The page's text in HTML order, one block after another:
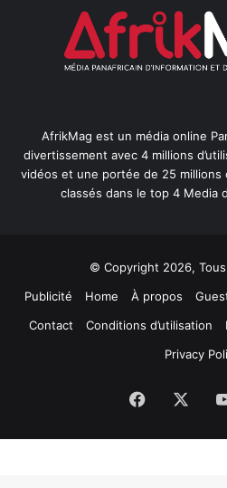
AfrikMag est un média online
divertissement avec 4 millions
vidéos et une portée de 25 millions
classés dans le top 4 Media
© Copyright 2026,
Publicité
Home À propos
Contact
Conditions d’utilisation
Privacy
Facebook